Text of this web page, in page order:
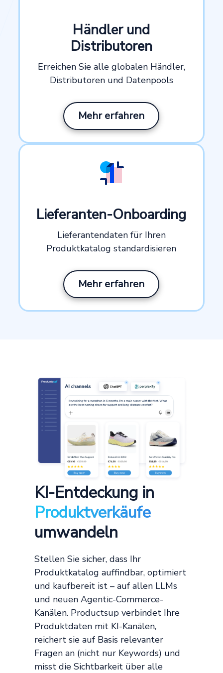
Händler und
Distributoren
Erreichen Sie alle globalen Händler,
Distributoren und Datenpools
Mehr erfahren
Lieferanten-Onboarding
Lieferantendaten für Ihren
Produktkatalog standardisieren
Mehr erfahren
KI-Entdeckung in
Produktverkäufe
umwandeln
Stellen Sie sicher, dass Ihr
Produktkatalog auffindbar, optimiert
und kaufbereit ist – auf allen LLMs
und neuen Agentic-Commerce-
Kanälen. Productsup verbindet Ihre
Produktdaten mit KI-Kanälen,
reichert sie auf Basis relevanter
Fragen an (nicht nur Keywords) und
misst die Sichtbarkeit über alle